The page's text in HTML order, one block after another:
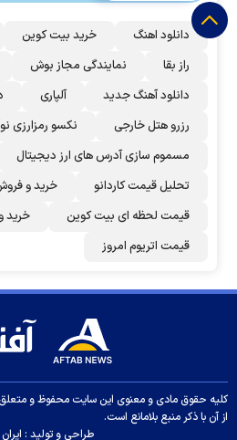
دانلود اهنگ خرید بیت کوین
راز بقا
نمایندگی مجاز بوش
دانلود آهنگ جدید
آلپاری
رزرو هتل خارجی
نکسو رمزارزی
مسموم سازی آدرس های ارز دیجیتال
تحلیل قیمت کاردانو
خرید و
قیمت لحظه ای بیت کوین
خرید
قیمت اتریوم امروز
کلیه حقوق مادی و معنوی این سایت محفوظ و متعلق
از آن با ذکر منبع بلامانع است.
طراحی و تولید :